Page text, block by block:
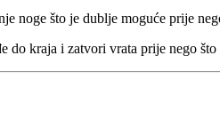
noge što je dublje moguće prije
do kraja i zatvori vrata prije nego